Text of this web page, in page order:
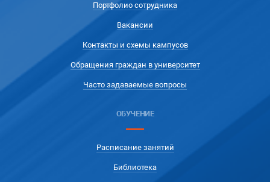
Портфолио сотрудника
Вакансии
Контакты и схемы кампусов
Обращения граждан в университет
Часто задаваемые вопросы
ОБУЧЕНИЕ
Расписание занятий
Библиотека